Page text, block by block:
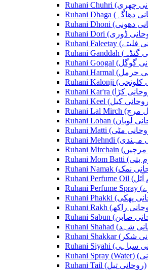
Ruhani Tail (روحانی تیل)